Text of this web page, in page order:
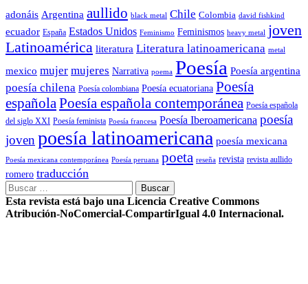
adonáis Argentina aullido black metal Chile Colombia david fishkind
ecuador España Estados Unidos Feminismo Feminismos heavy metal joven
Latinoamérica literatura Literatura latinoamericana metal
mexico mujer mujeres Narrativa poema Poesía Poesía argentina
poesía chilena Poesía colombiana Poesía ecuatoriana Poesía
española Poesía española contemporánea Poesía española
del siglo XXI Poesía feminista Poesía francesa Poesía Iberoamericana poesía
joven poesía latinoamericana poesía mexicana
Poesía mexicana contemporánea Poesía peruana poeta reseña revista revista aullido
romero traducción
Buscar:
Esta revista está bajo una Licencia Creative Commons
Atribución-NoComercial-CompartirIgual 4.0 Internacional.